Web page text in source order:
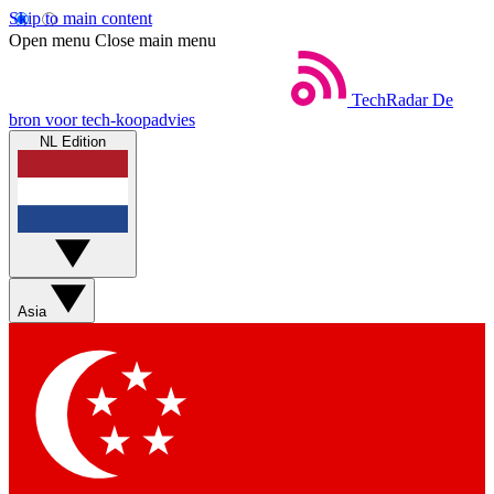
Skip to main content
Open menu Close main menu
TechRadar De
bron voor tech-koopadvies
NL Edition
Asia